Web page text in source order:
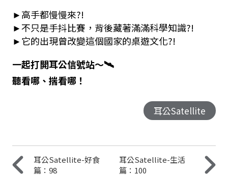
►高手都慢慢來?!
►不只是手抖比賽，背後藏著滿滿科學知識?!
►它的出現曾改變這個國家的桌遊文化?!
一起打開耳公信號站～🛰️
聽看哪、揣看哪！
耳公Satellite
耳公Satellite-好食
篇：98
耳公Satellite-生活
篇：100